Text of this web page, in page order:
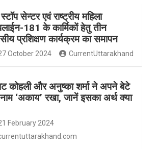
सेन्टर एवं राष्ट्रीय महिला
181 के कार्मिकों हेतु तीन
प्रशिक्षण कार्यक्रम का समापन
October 2024 CurrentUttarakhand
कोहली और अनुष्का शर्मा ने अपने बेटे
‘अकाय’ रखा, जानें इसका अर्थ क्‍या
February 2024